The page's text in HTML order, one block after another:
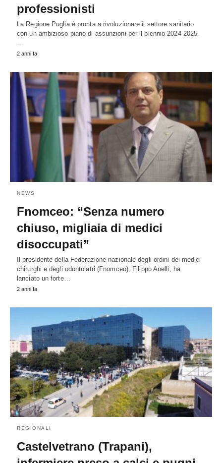
professionisti
La Regione Puglia è pronta a rivoluzionare il settore sanitario
con un ambizioso piano di assunzioni per il biennio 2024-2025.
…
2 anni fa
NEWS
Fnomceo: “Senza numero
chiuso, migliaia di medici
disoccupati”
Il presidente della Federazione nazionale degli ordini dei medici
chirurghi e degli odontoiatri (Fnomceo), Filippo Anelli, ha
lanciato un forte…
2 anni fa
REGIONALI
Castelvetrano (Trapani),